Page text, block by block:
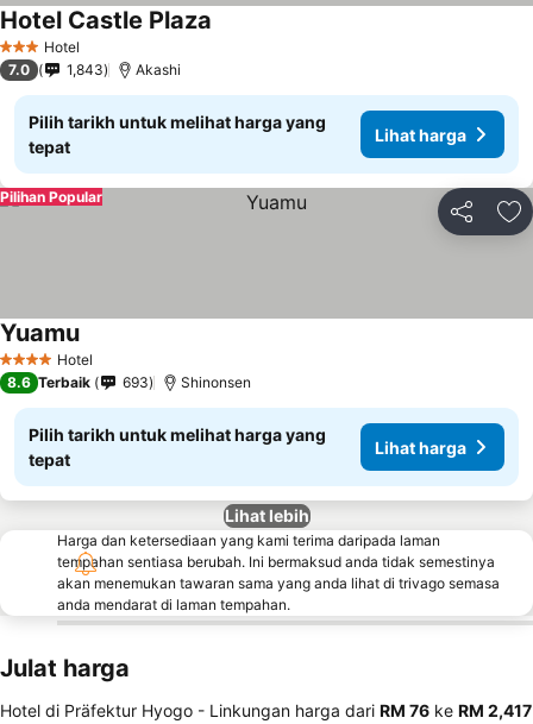
3 BintangHotel
Hotel Castle Plaza
7.0 1,843 Akashi
Pilih tarikh untuk melihat harga yang
tepat
Lihat harga
Kongsi
Pilihan Popular
4 BintangHotel
Yuamu
8.6 Terbaik 693 Shinonsen
Pilih tarikh untuk melihat harga yang
tepat
Lihat harga
Lihat lebih
Harga dan ketersediaan yang kami terima daripada laman
tempahan sentiasa berubah. Ini bermaksud anda tidak semestinya
akan menemukan tawaran sama yang anda lihat di trivago semasa
anda mendarat di laman tempahan.
Julat harga
Hotel di Präfektur Hyogo - Linkungan harga dari ‎RM 76 ke ‎RM 2,417